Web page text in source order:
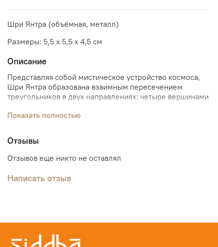
Шри Янтра (объёмная, металл)
Размеры: 5,5 х 5,5 х 4,5 см
Описание
Представляя собой мистическое устройство космоса,
Шри Янтра образована взаимным пересечением
треугольников в двух направлениях: четыре вершинами
вершинами вниз, символизируя женский принцип. Эта
целостности существования. Одна из самых важных
функций Шри янтры – это способность работать
наподобие антенны для связи индивидуального
сознания человека и Сознания Создателя.
Показать полностью
Отзывы
Отзывов еще никто не оставлял
Написать отзыв